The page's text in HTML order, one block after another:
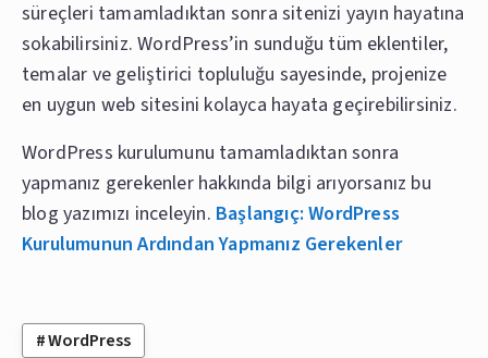
süreçleri tamamladıktan sonra sitenizi yayın hayatına
sokabilirsiniz. WordPress’in sunduğu tüm eklentiler,
temalar ve geliştirici topluluğu sayesinde, projenize
en uygun web sitesini kolayca hayata geçirebilirsiniz.
WordPress kurulumunu tamamladıktan sonra
yapmanız gerekenler hakkında bilgi arıyorsanız bu
blog yazımızı inceleyin. Başlangıç: WordPress
Kurulumunun Ardından Yapmanız Gerekenler
WordPress